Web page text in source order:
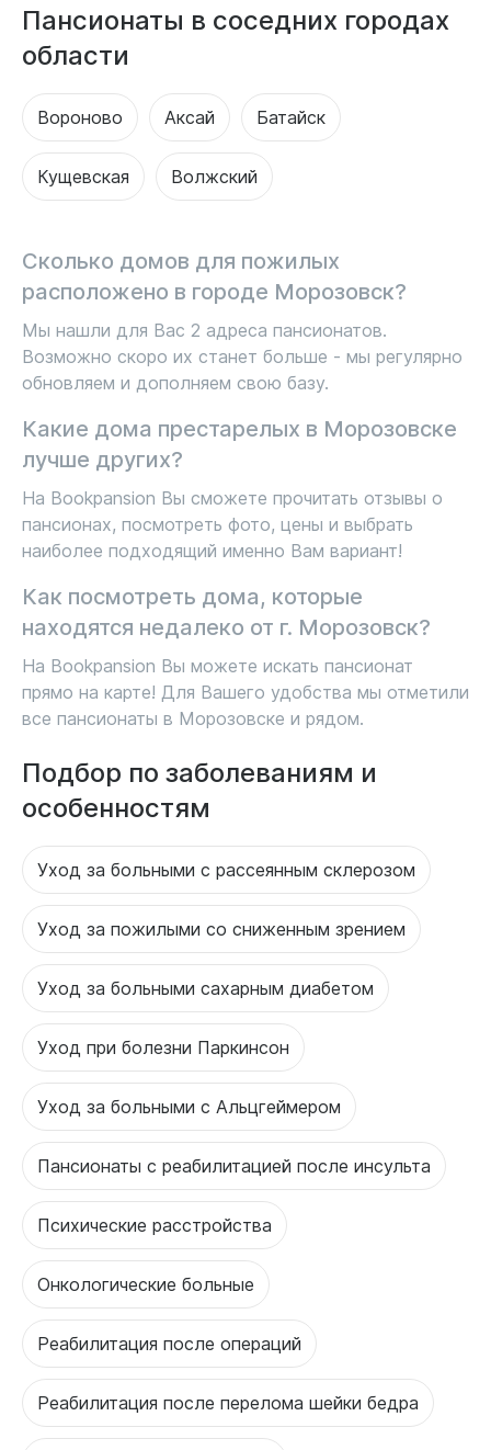
Пансионаты в соседних городах
области
Вороново Аксай Батайск
Кущевская Волжский
Сколько домов для пожилых
расположено в городе Морозовск?
Мы нашли для Вас 2 адреса пансионатов.
Возможно скоро их станет больше - мы регулярно
обновляем и дополняем свою базу.
Какие дома престарелых в Морозовске
лучше других?
На Bookpansion Вы сможете прочитать отзывы о
пансионах, посмотреть фото, цены и выбрать
наиболее подходящий именно Вам вариант!
Как посмотреть дома, которые
находятся недалеко от г. Морозовск?
На Bookpansion Вы можете искать пансионат
прямо на карте! Для Вашего удобства мы отметили
все пансионаты в Морозовске и рядом.
Подбор по заболеваниям и
особенностям
Уход за больными с рассеянным склерозом
Уход за пожилыми со сниженным зрением
Уход за больными сахарным диабетом
Уход при болезни Паркинсон
Уход за больными с Альцгеймером
Пансионаты с реабилитацией после инсульта
Психические расстройства
Онкологические больные
Реабилитация после операций
Реабилитация после перелома шейки бедра